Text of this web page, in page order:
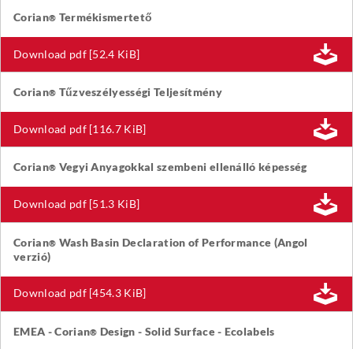
Corian® Termékismertető
Download pdf [52.4 KiB]
Corian® Tűzveszélyességi Teljesítmény
Download pdf [116.7 KiB]
Corian® Vegyi Anyagokkal szembeni ellenálló képesség
Download pdf [51.3 KiB]
Corian® Wash Basin Declaration of Performance (Angol
verzió)
Download pdf [454.3 KiB]
EMEA - Corian® Design - Solid Surface - Ecolabels